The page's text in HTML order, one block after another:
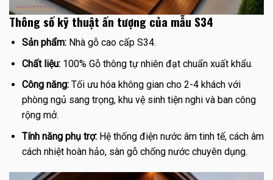
Thông số kỹ thuật ấn tượng của mẫu S34
Sản phẩm:Nhà gỗ cao cấp S34.
Chất liệu:100% Gỗ thông tự nhiên đạt chuẩn xuất khẩu.
Công năng:Tối ưu hóa không gian cho 2-4 khách với
phòng ngủ sang trọng, khu vệ sinh tiện nghi và ban công
rộng mở.
Tính năng phụ trợ:Hệ thống điện nước âm tinh tế, cách âm
cách nhiệt hoàn hảo, sàn gỗ chống nước chuyên dụng.